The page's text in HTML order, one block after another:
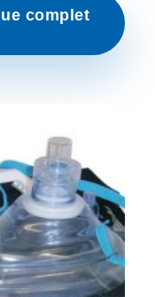
complet